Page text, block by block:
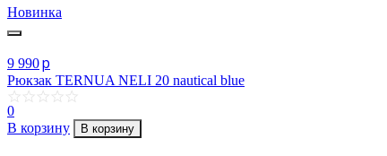
Новинка
9 990p
Рюкзак TERNUA NELI 20 nautical blue
0
В корзину
В корзину